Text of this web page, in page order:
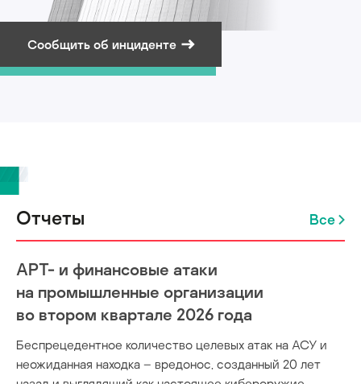
Сообщить об инциденте
Подписаться на рассылку
Отчеты Все
APT- и финансовые атаки
на промышленные организации
во втором квартале 2026 года
Беспрецедентное количество целевых атак на АСУ и
неожиданная находка – вредонос, созданный 20 лет